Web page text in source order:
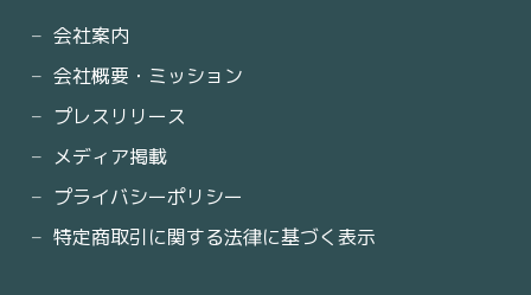
会社案内
会社概要・ミッション
プレスリリース
メディア掲載
プライバシーポリシー
特定商取引に関する法律に基づく表示